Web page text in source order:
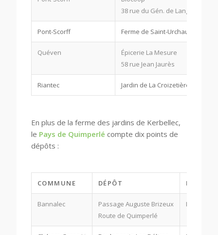
38 rue du Gén. de Langle de
Pont-Scorff Ferme de Saint-Urchaut
Quéven
Épicerie La Mesure
58 rue Jean Jaurès
Riantec Jardin de La Croizetière
En plus de la ferme des jardins de Kerbellec,
le Pays de Quimperlé compte dix points de
dépôts :
COMMUNE DÉPÔT PANIER
Bannalec
Passage Auguste Brizeux
Route de Quimperlé
Le jeudi à